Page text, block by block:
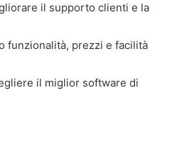
il supporto clienti e la
funzionalità, prezzi e facilità
il miglior software di